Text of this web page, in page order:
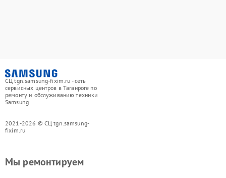
СЦ tgn.samsung-fixim.ru - сеть
сервисных центров в Таганроге по
ремонту и обслуживанию техники
Samsung
2021-2026 © СЦ tgn.samsung-
fixim.ru
Мы ремонтируем